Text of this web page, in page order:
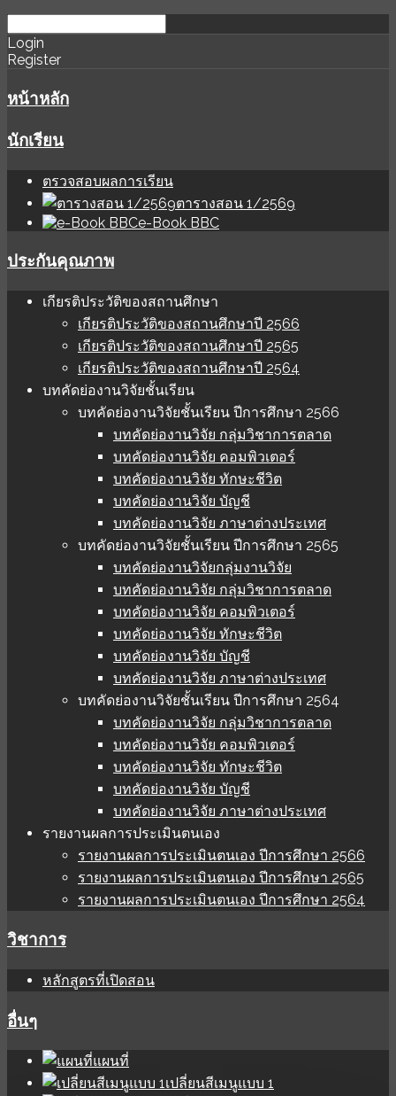
download
software
ihale
sınır
Login
Register
หน้าหลัก
นักเรียน
ตรวจสอบผลการเรียน
ตารางสอน 1/2569
e-Book BBC
ประกันคุณภาพ
เกียรติประวัติของสถานศึกษา
เกียรติประวัติของสถานศึกษาปี 2566
เกียรติประวัติของสถานศึกษาปี 2565
เกียรติประวัติของสถานศึกษาปี 2564
บทคัดย่องานวิจัยชั้นเรียน
บทคัดย่องานวิจัยชั้นเรียน ปีการศึกษา 2566
บทคัดย่องานวิจัย กลุ่มวิชาการตลาด
บทคัดย่องานวิจัย คอมพิวเตอร์
บทคัดย่องานวิจัย ทักษะชีวิต
บทคัดย่องานวิจัย บัญชี
บทคัดย่องานวิจัย ภาษาต่างประเทศ
บทคัดย่องานวิจัยชั้นเรียน ปีการศึกษา 2565
บทคัดย่องานวิจัยกลุ่มงานวิจัย
บทคัดย่องานวิจัย กลุ่มวิชาการตลาด
บทคัดย่องานวิจัย คอมพิวเตอร์
บทคัดย่องานวิจัย ทักษะชีวิต
บทคัดย่องานวิจัย บัญชี
บทคัดย่องานวิจัย ภาษาต่างประเทศ
บทคัดย่องานวิจัยชั้นเรียน ปีการศึกษา 2564
บทคัดย่องานวิจัย กลุ่มวิชาการตลาด
บทคัดย่องานวิจัย คอมพิวเตอร์
บทคัดย่องานวิจัย ทักษะชีวิต
บทคัดย่องานวิจัย บัญชี
บทคัดย่องานวิจัย ภาษาต่างประเทศ
รายงานผลการประเมินตนเอง
รายงานผลการประเมินตนเอง ปีการศึกษา 2566
รายงานผลการประเมินตนเอง ปีการศึกษา 2565
รายงานผลการประเมินตนเอง ปีการศึกษา 2564
วิชาการ
หลักสูตรที่เปิดสอน
อื่นๆ
แผนที่
เปลี่ยนสีเมนูแบบ 1